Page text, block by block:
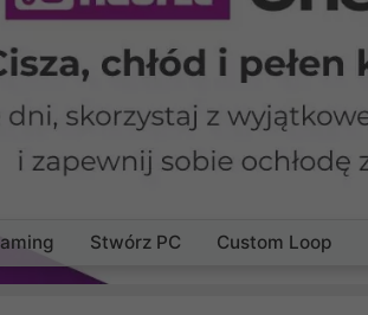
Stwórz PC Custom Loop